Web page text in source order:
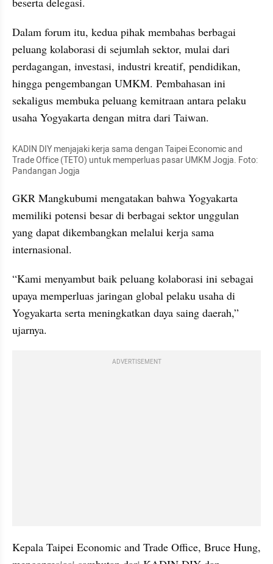
Dalam forum itu, kedua pihak membahas berbagai
peluang kolaborasi di sejumlah sektor, mulai dari
perdagangan, investasi, industri kreatif, pendidikan,
hingga pengembangan UMKM. Pembahasan ini
sekaligus membuka peluang kemitraan antara pelaku
usaha Yogyakarta dengan mitra dari Taiwan.
KADIN DIY menjajaki kerja sama dengan Taipei Economic and
Trade Office (TETO) untuk memperluas pasar UMKM Jogja. Foto:
Pandangan Jogja
GKR Mangkubumi mengatakan bahwa Yogyakarta
memiliki potensi besar di berbagai sektor unggulan
yang dapat dikembangkan melalui kerja sama
internasional.
“Kami menyambut baik peluang kolaborasi ini sebagai
upaya memperluas jaringan global pelaku usaha di
Yogyakarta serta meningkatkan daya saing daerah,”
ujarnya.
ADVERTISEMENT
Kepala Taipei Economic and Trade Office, Bruce Hung,